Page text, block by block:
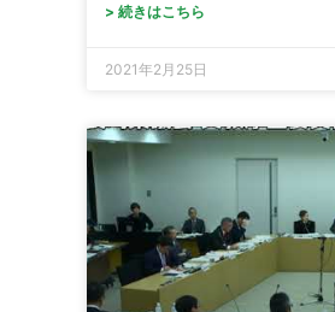
> 続きはこちら
2021年2月25日